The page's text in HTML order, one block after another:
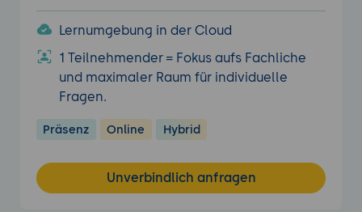
Lernumgebung in der Cloud
1 Teilnehmender = Fokus aufs Fachliche
und maximaler Raum für individuelle
Fragen.
Präsenz Online Hybrid
Unverbindlich anfragen